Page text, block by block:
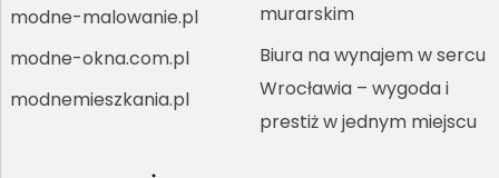
modne-malowanie.pl
modne-okna.com.pl
modnemieszkania.pl
murarskim
Biura na wynajem w sercu
Wrocławia – wygoda i
prestiż w jednym miejscu